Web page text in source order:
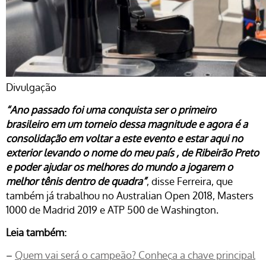
Divulgação
“Ano passado foi uma conquista ser o primeiro
brasileiro em um torneio dessa magnitude e agora é a
consolidação em voltar a este evento e estar aqui no
exterior levando o nome do meu país , de Ribeirão Preto
e poder ajudar os melhores do mundo a jogarem o
melhor tênis dentro de quadra”, disse Ferreira, que
também já trabalhou no Australian Open 2018, Masters
1000 de Madrid 2019 e ATP 500 de Washington.
Leia também:
– Quem vai será o campeão? Conheça a chave principal